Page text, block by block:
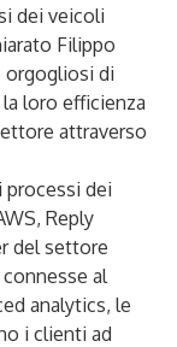
dei veicoli
Filippo
orgogliosi di
loro efficienza
attraverso
processi dei
Reply
del settore
al
analytics, le
i clienti ad